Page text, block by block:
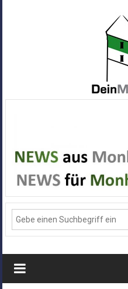
Alle
News
aus
Deiner
Stadt
Monheim